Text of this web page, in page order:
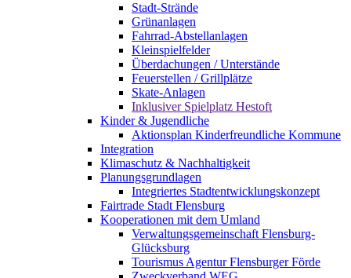
Stadt-Strände
Grünanlagen
Fahrrad-Abstellanlagen
Kleinspielfelder
Überdachungen / Unterstände
Feuerstellen / Grillplätze
Skate-Anlagen
Inklusiver Spielplatz Hestoft
Kinder & Jugendliche
Aktionsplan Kinderfreundliche Kommune
Integration
Klimaschutz & Nachhaltigkeit
Planungsgrundlagen
Integriertes Stadtentwicklungskonzept
Fairtrade Stadt Flensburg
Kooperationen mit dem Umland
Verwaltungsgemeinschaft Flensburg-
Glücksburg
Tourismus Agentur Flensburger Förde